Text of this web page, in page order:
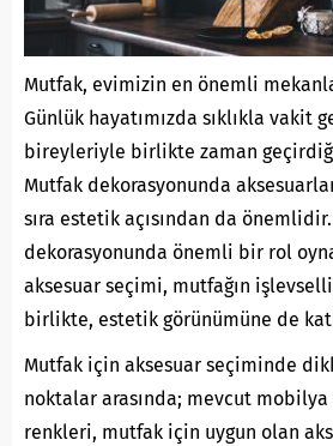
Mutfak, evimizin en önemli
Günlük hayatımızda sıklıkla vakit
bireyleriyle birlikte zaman
Mutfak dekorasyonunda
sıra estetik açısından da
dekorasyonunda önemli bir rol
aksesuar seçimi, mutfağın
birlikte, estetik görünümüne de
Mutfak için aksesuar seçiminde
noktalar arasında; mevcut mobilya
renkleri, mutfak için uygun olan